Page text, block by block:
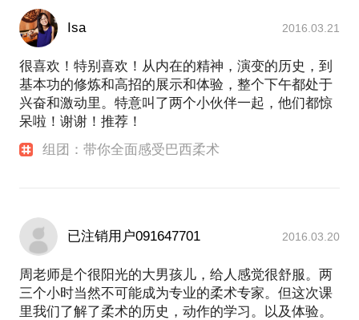
Isa 2016.03.21
很喜欢！特别喜欢！从内在的精神，演变的历史，到
基本功的修炼和高招的展示和体验，整个下午都处于
兴奋和激动里。特意叫了两个小伙伴一起，他们都惊
呆啦！谢谢！推荐！
组团：带你全面感受巴西柔术
已注销用户091647701 2016.03.20
周老师是个很阳光的大男孩儿，给人感觉很舒服。两
三个小时当然不可能成为专业的柔术专家。但这次课
里我们了解了柔术的历史，动作的学习。以及体验。